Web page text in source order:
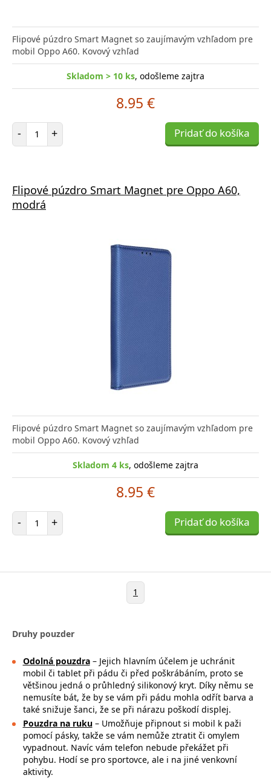
Flipové púzdro Smart Magnet so zaujímavým vzhľadom pre
mobil Oppo A60. Kovový vzhľad
Skladom > 10 ks, odošleme zajtra
8.95 €
- Počet položiek
+ Pridať do košíka
Flipové púzdro Smart Magnet pre Oppo A60,
modrá
Flipové púzdro Smart Magnet so zaujímavým vzhľadom pre
mobil Oppo A60. Kovový vzhľad
Skladom 4 ks, odošleme zajtra
8.95 €
- Počet položiek
+ Pridať do košíka
1
Druhy pouzder
Odolná pouzdra– Jejich hlavním účelem je uchránit
mobil či tablet při pádu či před poškrábáním, proto se
většinou jedná o průhledný silikonový kryt. Díky němu se
nemusíte bát, že by se vám při pádu mohla odřít barva a
také snižuje šanci, že se při nárazu poškodí displej.
Pouzdra na ruku– Umožňuje připnout si mobil k paži
pomocí pásky, takže se vám nemůže ztratit či omylem
vypadnout. Navíc vám telefon nebude překážet při
pohybu. Hodí se pro sportovce, ale i na jiné venkovní
aktivity.